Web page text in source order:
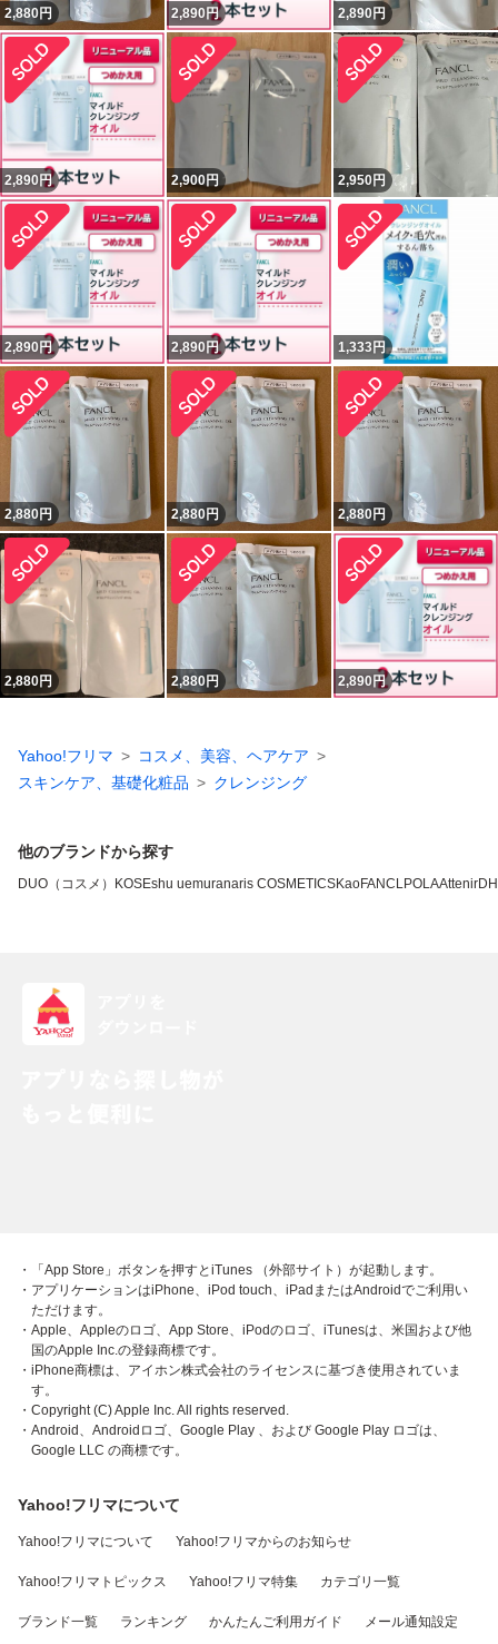
2,880円 2,890 円 2,890円
2,890 円 2,900円 2,950円
2,890 円 2,890 円 1,333円
2,880円 2,880円 2,880円
2,880円 2,880円 2,890 円
Yahoo!フリマ
コスメ、美容、ヘアケア
スキンケア、基礎化粧品
クレンジング
他のブランドから探す
DUO（コスメ） KOSEshu uemuranaris COSMETICSKaoFANCLPOLAAttenir
・「App Store」ボタンを押すとiTunes （外部サイト）が起動します。
・アプリケーションはiPhone、iPod touch、iPadまたはAndroidでご利用い
ただけます。
・Apple、Appleのロゴ、App Store、iPodのロゴ、iTunesは、米国および他
国のApple Inc.の登録商標です。
・iPhone商標は、アイホン株式会社のライセンスに基づき使用されていま
す。
・Copyright (C) Apple Inc. All rights reserved.
・Android、Androidロゴ、Google Play 、および Google Play ロゴは、
Google LLC の商標です。
Yahoo!フリマについて
Yahoo!フリマについて Yahoo!フリマからのお知らせ
Yahoo!フリマトピックス Yahoo!フリマ特集 カテゴリ一覧
ブランド一覧 ランキング かんたんご利用ガイド メール通知設定